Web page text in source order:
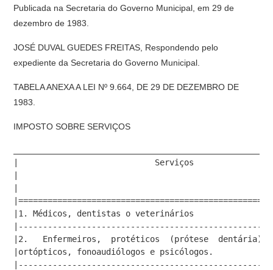
Publicada na Secretaria do Governo Municipal, em 29 de
dezembro de 1983.
JOSÉ DUVAL GUEDES FREITAS, Respondendo pelo
expediente da Secretaria do Governo Municipal.
TABELA ANEXA A LEI Nº 9.664, DE 29 DE DEZEMBRO DE
1983.
IMPOSTO SOBRE SERVIÇOS
|                            Serviços
|1. Médicos, dentistas o veterinários
|2.   Enfermeiros,  protéticos  (prótese
|ortópticos, fonoaudiólogos e